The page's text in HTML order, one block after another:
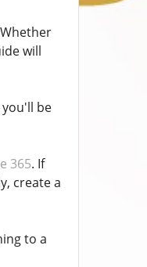
will
be
365. If
create a
to a